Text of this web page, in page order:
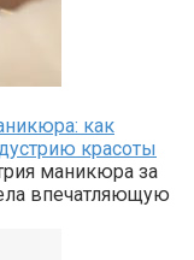
как
красоты
маникюра за
впечатляющую